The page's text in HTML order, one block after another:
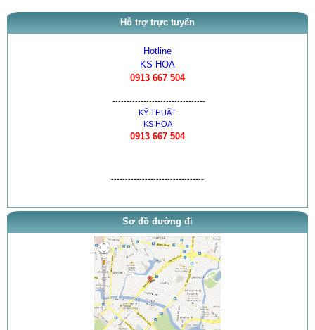
Hỗ trợ trực tuyến
Hotline
KS HOA
0913 667 504
---------------------------------
KỸ THUẬT
KS HOA
0913 667 504
---------------------------------
Sơ đồ đường đi
thông báo khai trương
tra ty, béc của bơm theo tai l...
tra ty, béc của bơm theo tai l...